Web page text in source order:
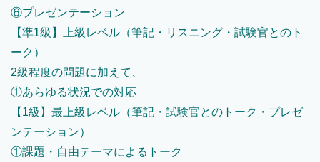
⑥プレゼンテーション
【準1級】上級レベル（筆記・リスニング・試験官とのト
ーク）
2級程度の問題に加えて、
①あらゆる状況での対応
【1級】最上級レベル（筆記・試験官とのトーク・プレゼ
ンテーション）
①課題・自由テーマによるトーク